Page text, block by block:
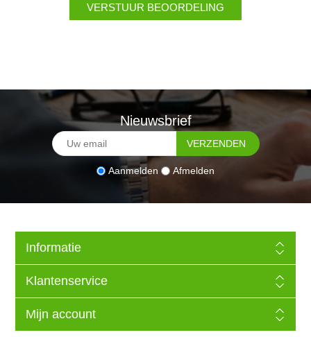
Nieuwsbrief
Aanmelden Afmelden
Informatie
Klantenservice
Mijn account